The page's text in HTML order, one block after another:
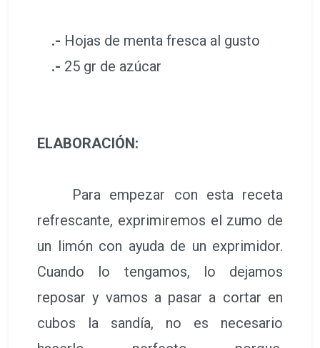
.- Hojas de menta fresca al gusto
.- 25 gr de azúcar
ELABORACIÓN:
Para empezar con esta receta
refrescante, exprimiremos el zumo de
un limón con ayuda de un exprimidor.
Cuando lo tengamos, lo dejamos
reposar y vamos a pasar a cortar en
cubos la sandía, no es necesario